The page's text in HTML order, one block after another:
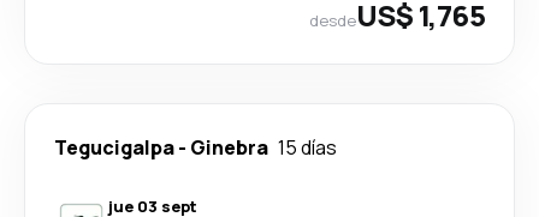
desdeUS$ 1,765
Tegucigalpa- Ginebra 15 días
jue 03 sept